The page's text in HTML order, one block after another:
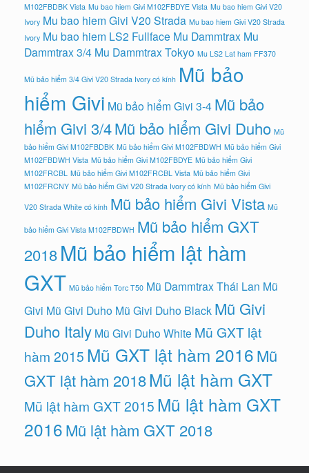
M102FBDBK Vista Mu bao hiem Givi M102FBDYE Vista Mu bao hiem Givi V20
Ivory Mu bao hiem Givi V20 Strada Mu bao hiem Givi V20 Strada
Ivory Mu bao hiem LS2 Fullface Mu Dammtrax Mu
Dammtrax 3/4 Mu Dammtrax Tokyo Mu LS2 Lat ham FF370
Mũ bảo hiểm 3/4 Givi V20 Strada Ivory có kính Mũ bảo
hiểm Givi Mũ bảo hiểm Givi 3-4 Mũ bảo
hiểm Givi 3/4Mũ bảo hiểm Givi Duho Mũ
bảo hiểm Givi M102FBDBK Mũ bảo hiểm Givi M102FBDWH Mũ bảo hiểm Givi
M102FBDWH Vista Mũ bảo hiểm Givi M102FBDYE Mũ bảo hiểm Givi
M102FRCBL Mũ bảo hiểm Givi M102FRCBL Vista Mũ bảo hiểm Givi
M102FRCNY Mũ bảo hiểm Givi V20 Strada Ivory có kính Mũ bảo hiểm Givi
V20 Strada White có kính Mũ bảo hiểm Givi Vista Mũ
bảo hiểm Givi Vista M102FBDWH Mũ bảo hiểm GXT
2018Mũ bảo hiểm lật hàm
GXT Mũ bảo hiểm Torc T50 Mũ Dammtrax Thái Lan Mũ
Givi Mũ Givi Duho Mũ Givi Duho Black Mũ Givi
Duho Italy Mũ Givi Duho White Mũ GXT lật
hàm 2015 Mũ GXT lật hàm 2016Mũ
GXT lật hàm 2018Mũ lật hàm GXT
Mũ lật hàm GXT 2015 Mũ lật hàm GXT
2016Mũ lật hàm GXT 2018